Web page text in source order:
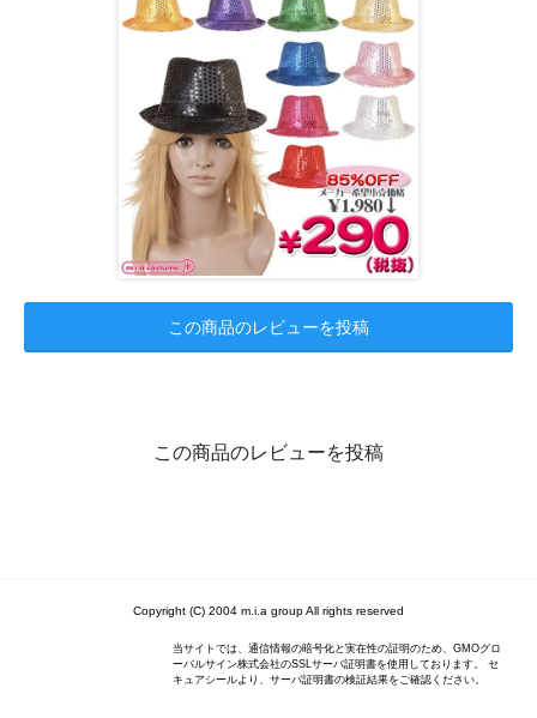
この商品のレビューを投稿
この商品のレビューを投稿
Copyright (C) 2004 m.i.a group All rights reserved
当サイトでは、通信情報の暗号化と実在性の証明のため、GMOグロ
ーバルサイン株式会社のSSLサーバ証明書を使用しております。 セ
キュアシールより、サーバ証明書の検証結果をご確認ください。